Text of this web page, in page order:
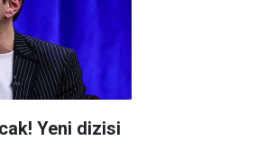
Yeni dizisi